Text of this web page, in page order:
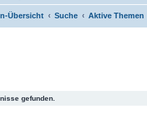
Übersicht Suche Aktive Themen
gefunden.